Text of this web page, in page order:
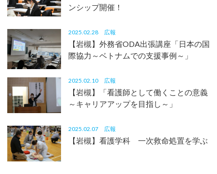
ンシップ開催！
2025.02.28 広報
【岩槻】外務省ODA出張講座「日本の国
際協力～ベトナムでの支援事例～」
2025.02.10 広報
【岩槻】「看護師として働くことの意義
～キャリアアップを目指し～」
2025.02.07 広報
【岩槻】看護学科 一次救命処置を学ぶ